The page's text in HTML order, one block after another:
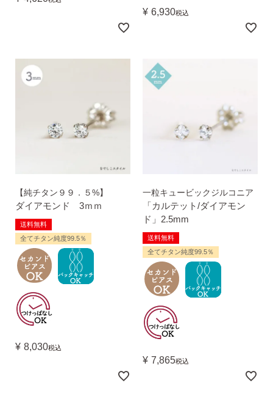
¥ 6,930税込
【純チタン９９．５%】
ダイアモンド 3ｍｍ
送料無料
全てチタン純度99.5％
¥ 8,030税込
一粒キュービックジルコニア
「カルテット/ダイアモン
ド」2.5mm
送料無料
全てチタン純度99.5％
¥ 7,865税込